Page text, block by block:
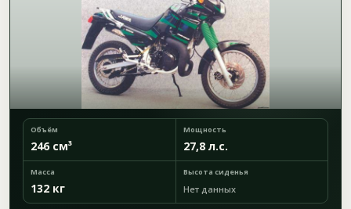
Объём
246 см³
Мощность
27,8 л.с.
Масса
132 кг
Высота сиденья
Нет данных